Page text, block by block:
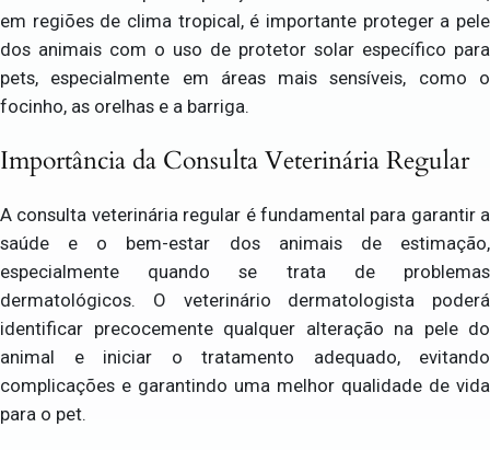
em regiões de clima tropical, é importante proteger a pele
dos animais com o uso de protetor solar específico para
pets, especialmente em áreas mais sensíveis, como o
focinho, as orelhas e a barriga.
Importância da Consulta Veterinária Regular
A consulta veterinária regular é fundamental para garantir a
saúde e o bem-estar dos animais de estimação,
especialmente quando se trata de problemas
dermatológicos. O veterinário dermatologista poderá
identificar precocemente qualquer alteração na pele do
animal e iniciar o tratamento adequado, evitando
complicações e garantindo uma melhor qualidade de vida
para o pet.